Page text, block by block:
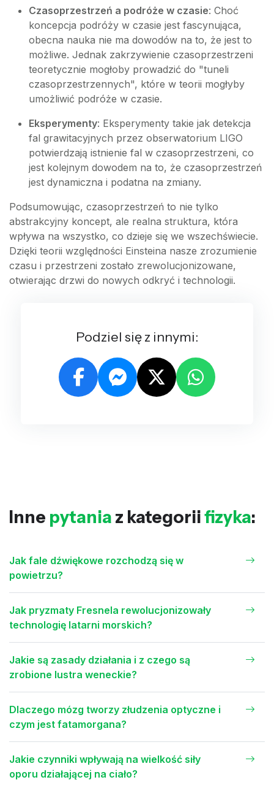
Czasoprzestrzeń a podróże w czasie: Choć
koncepcja podróży w czasie jest fascynująca,
obecna nauka nie ma dowodów na to, że jest to
możliwe. Jednak zakrzywienie czasoprzestrzeni
teoretycznie mogłoby prowadzić do "tuneli
czasoprzestrzennych", które w teorii mogłyby
umożliwić podróże w czasie.
Eksperymenty: Eksperymenty takie jak detekcja
fal grawitacyjnych przez obserwatorium LIGO
potwierdzają istnienie fal w czasoprzestrzeni, co
jest kolejnym dowodem na to, że czasoprzestrzeń
jest dynamiczna i podatna na zmiany.
Podsumowując, czasoprzestrzeń to nie tylko
abstrakcyjny koncept, ale realna struktura, która
wpływa na wszystko, co dzieje się we wszechświecie.
Dzięki teorii względności Einsteina nasze zrozumienie
czasu i przestrzeni zostało zrewolucjonizowane,
otwierając drzwi do nowych odkryć i technologii.
Podziel się z innymi:
Inne pytania z kategoriifizyka:
Jak fale dźwiękowe rozchodzą się w
powietrzu?
Jak pryzmaty Fresnela rewolucjonizowały
technologię latarni morskich?
Jakie są zasady działania i z czego są
zrobione lustra weneckie?
Dlaczego mózg tworzy złudzenia optyczne i
czym jest fatamorgana?
Jakie czynniki wpływają na wielkość siły
oporu działającej na ciało?